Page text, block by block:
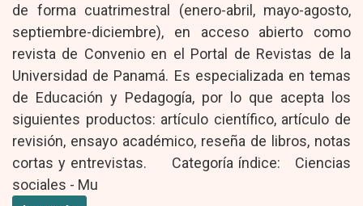
de forma cuatrimestral (enero-abril, mayo-agosto,
septiembre-diciembre), en acceso abierto como
revista de Convenio en el Portal de Revistas de la
Universidad de Panamá. Es especializada en temas
de Educación y Pedagogía, por lo que acepta los
siguientes productos: artículo científico, artículo de
revisión, ensayo académico, reseña de libros, notas
cortas y entrevistas. Categoría índice: Ciencias
sociales - Mu